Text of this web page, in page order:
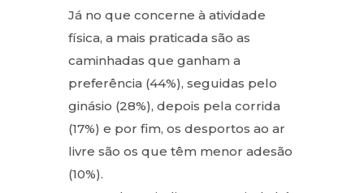
Já no que concerne à atividade
física, a mais praticada são as
caminhadas que ganham a
preferência (44%), seguidas pelo
ginásio (28%), depois pela corrida
(17%) e por fim, os desportos ao ar
livre são os que têm menor adesão
(10%).